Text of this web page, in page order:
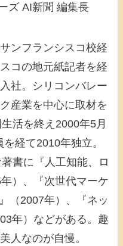
ズ AI新聞 編集長
ンフランシスコ校経
コの地元紙記者を経
社。シリコンバレー
産業を中心に取材を
活を終え2000年5月
経て2010年独立。
書に『人工知能、ロ
）、『次世代マーケ
（2007年）、『ネッ
年）などがある。趣
人なのが自慢。